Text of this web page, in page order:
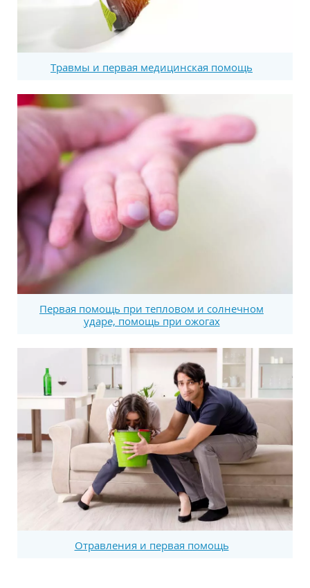
Травмы и первая медицинская помощь
Первая помощь при тепловом и солнечном
ударе, помощь при ожогах
Отравления и первая помощь